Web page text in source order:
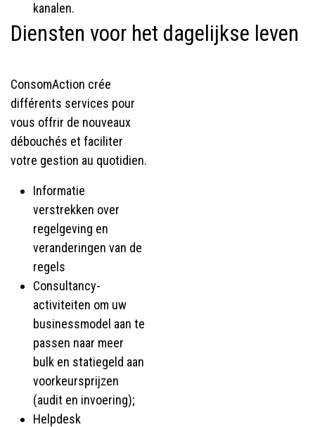
kanalen.
Diensten voor het dagelijkse leven
ConsomAction crée
différents services pour
vous offrir de nouveaux
débouchés et faciliter
votre gestion au quotidien.
Informatie
verstrekken over
regelgeving en
veranderingen van de
regels
Consultancy-
activiteiten om uw
businessmodel aan te
passen naar meer
bulk en statiegeld aan
voorkeursprijzen
(audit en invoering);
Helpdesk